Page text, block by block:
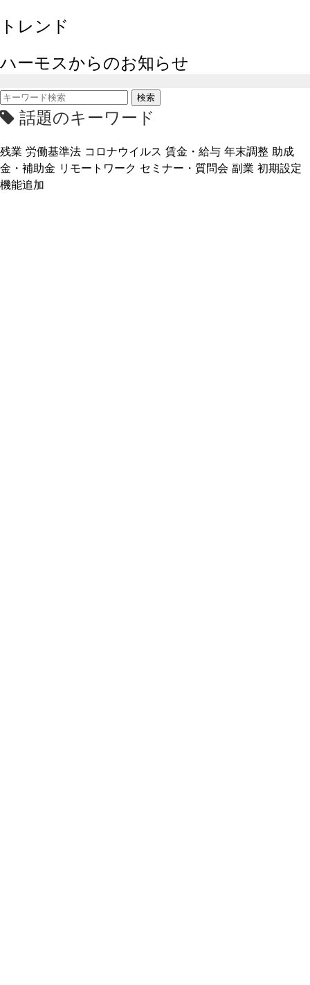
トレンド
ハーモスからのお知らせ
検索
話題のキーワード
残業 労働基準法 コロナウイルス 賃金・給与 年末調整 助成
金・補助金 リモートワーク セミナー・質問会 副業 初期設定
機能追加